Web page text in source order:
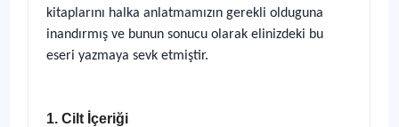
kitaplarını halka anlatmamızın gerekli olduguna
inandırmış ve bunun sonucu olarak elinizdeki bu
eseri yazmaya sevk etmiştir.
1. Cilt İçeriği